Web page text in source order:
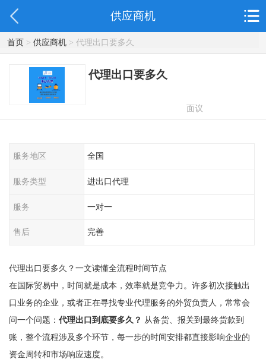
供应商机
首页> 供应商机> 代理出口要多久
代理出口要多久
面议
服务地区 全国
服务类型 进出口代理
服务 一对一
售后 完善
代理出口要多久？一文读懂全流程时间节点
在国际贸易中，时间就是成本，效率就是竞争力。许多初次接触出
口业务的企业，或者正在寻找专业代理服务的外贸负责人，常常会
问一个问题： 代理出口到底要多久？ 从备货、报关到最终货款到
账，整个流程涉及多个环节，每一步的时间安排都直接影响企业的
资金周转和市场响应速度。